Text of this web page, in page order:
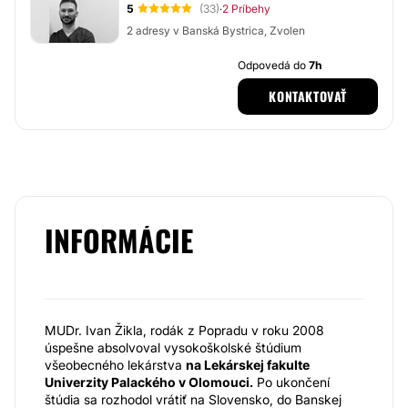
5 (33)·2 Príbehy
2 adresy v Banská Bystrica, Zvolen
Odpovedá do7h
KONTAKTOVAŤ
INFORMÁCIE
MUDr. Ivan Žikla, rodák z Popradu v roku 2008
úspešne absolvoval vysokoškolské štúdium
všeobecného lekárstva na Lekárskej fakulte
Univerzity Palackého v Olomouci. Po ukončení
štúdia sa rozhodol vrátiť na Slovensko, do Banskej